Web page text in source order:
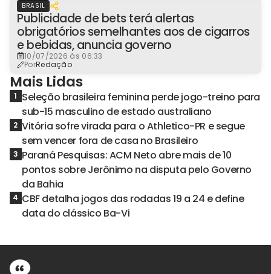
BRASIL
Publicidade de bets terá alertas
obrigatórios semelhantes aos de cigarros
e bebidas, anuncia governo
10/07/2026 às 06:33
PorRedação
Mais Lidas
1 Seleção brasileira feminina perde jogo-treino para
sub-15 masculino de estado australiano
2 Vitória sofre virada para o Athletico-PR e segue
sem vencer fora de casa no Brasileiro
3 Paraná Pesquisas: ACM Neto abre mais de 10
pontos sobre Jerônimo na disputa pelo Governo
da Bahia
4 CBF detalha jogos das rodadas 19 a 24 e define
data do clássico Ba-Vi